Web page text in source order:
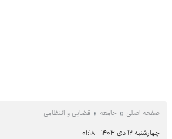
صفحه اصلی جامعه قضایی و انتظامی
چهارشنبه ۱۲ دی ۱۴۰۳ - ۰۱:۱۸